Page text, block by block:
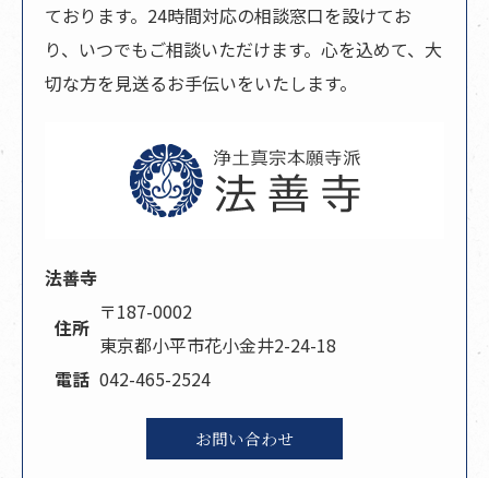
ております。24時間対応の相談窓口を設けてお
り、いつでもご相談いただけます。心を込めて、大
切な方を見送るお手伝いをいたします。
法善寺
住所
〒187-0002
東京都小平市花小金井2-24-18
電話 042-465-2524
お問い合わせ